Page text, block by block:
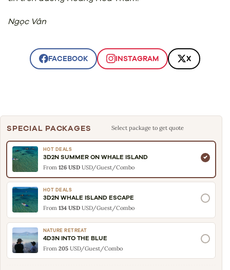
Ngọc Vân
FACEBOOK INSTAGRAM X
SPECIAL PACKAGES Select package to get quote
HOT DEALS
3D2N SUMMER ON WHALE ISLAND
From 126 USD USD/Guest/Combo
HOT DEALS
3D2N WHALE ISLAND ESCAPE
From 134 USD USD/Guest/Combo
NATURE RETREAT
4D3N INTO THE BLUE
From 205 USD/Guest/Combo